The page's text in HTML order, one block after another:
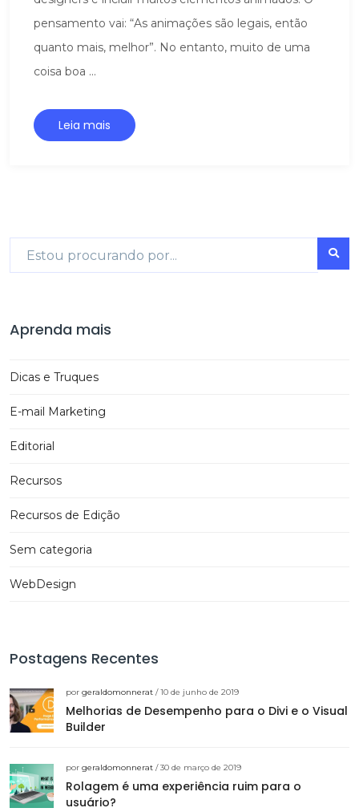
pensamento vai: “As animações são legais, então
quanto mais, melhor”. No entanto, muito de uma
coisa boa ...
Leia mais
Aprenda mais
Dicas e Truques
E-mail Marketing
Editorial
Recursos
Recursos de Edição
Sem categoria
WebDesign
Postagens Recentes
por geraldomonnerat / 10 de junho de 2019
Melhorias de Desempenho para o Divi e o Visual
Builder
por geraldomonnerat / 30 de março de 2019
Rolagem é uma experiência ruim para o
usuário?